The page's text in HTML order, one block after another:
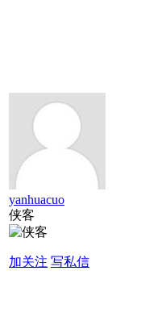
yanhuacuo
侠客
加关注 写私信